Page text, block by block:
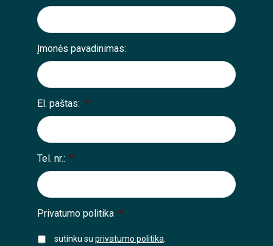
Įmonės pavadinimas:
El. paštas: *
Tel. nr.: *
Privatumo politika *
sutinku su privatumo politika